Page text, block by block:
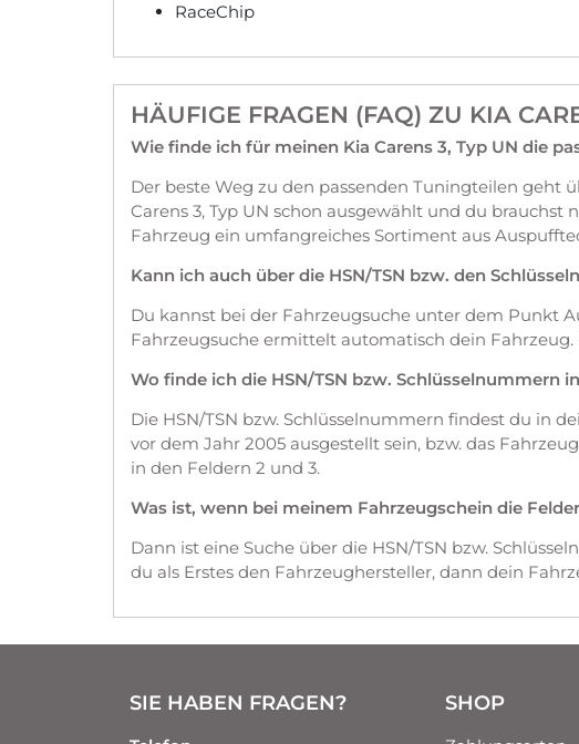
RaceChip
HÄUFIGE FRAGEN (FAQ) ZU KIA
Wie finde ich für meinen Kia Carens 3, Typ UN die
Der beste Weg zu den passenden Tuningteilen geht
Carens 3, Typ UN schon ausgewählt und du
Fahrzeug ein umfangreiches Sortiment aus
Kann ich auch über die HSN/TSN bzw. den
Du kannst bei der Fahrzeugsuche unter dem Punkt
Fahrzeugsuche ermittelt automatisch dein
Wo finde ich die HSN/TSN bzw. Schlüsselnummern
Die HSN/TSN bzw. Schlüsselnummern findest du in
vor dem Jahr 2005 ausgestellt sein, bzw. das
in den Feldern 2 und 3.
Was ist, wenn bei meinem Fahrzeugschein die
Dann ist eine Suche über die HSN/TSN bzw.
du als Erstes den Fahrzeughersteller, dann dein
SIE HABEN FRAGEN? SHOP